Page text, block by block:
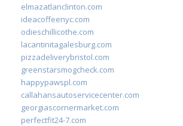
elmazatlanclinton.com
ideacoffeenyc.com
odieschillicothe.com
lacantinitagalesburg.com
pizzadeliverybristol.com
greenstarsmogcheck.com
happypawspl.com
callahansautoservicecenter.com
georgiascornermarket.com
perfectfit24-7.com